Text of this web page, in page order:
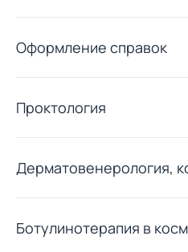
Оформление справок
Проктология
Дерматовенерология,
Ботулинотерапия в